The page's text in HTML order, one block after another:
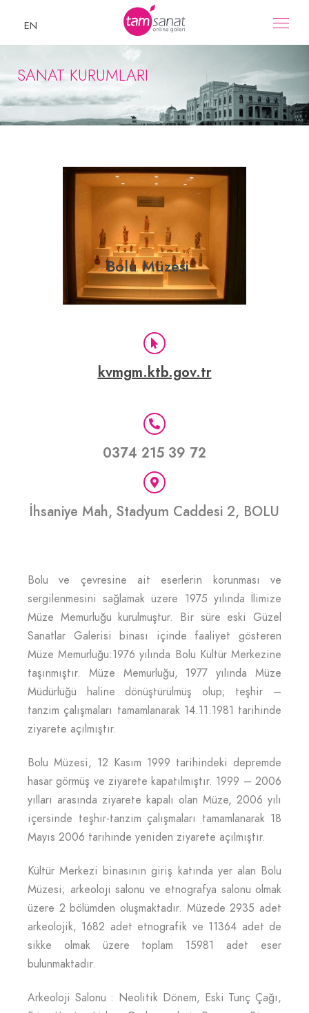
SANAT KURUMLARI
Bolu Müzesi
kvmgm.ktb.gov.tr
0374 215 39 72
İhsaniye Mah, Stadyum Caddesi 2, BOLU
Bolu ve çevresine ait eserlerin korunması ve
sergilenmesini sağlamak üzere 1975 yılında İlimize
Müze Memurluğu kurulmuştur. Bir süre eski Güzel
Sanatlar Galerisi binası içinde faaliyet gösteren
Müze Memurluğu:1976 yılında Bolu Kültür Merkezine
taşınmıştır. Müze Memurluğu, 1977 yılında Müze
Müdürlüğü haline dönüştürülmüş olup; teşhir –
tanzim çalışmaları tamamlanarak 14.11.1981 tarihinde
ziyarete açılmıştır.
Bolu Müzesi, 12 Kasım 1999 tarihindeki depremde
hasar görmüş ve ziyarete kapatılmıştır. 1999 – 2006
yılları arasında ziyarete kapalı olan Müze, 2006 yılı
içersinde teşhir-tanzim çalışmaları tamamlanarak 18
Mayıs 2006 tarihinde yeniden ziyarete açılmıştır.
Kültür Merkezi binasının giriş katında yer alan Bolu
Müzesi; arkeoloji salonu ve etnografya salonu olmak
üzere 2 bölümden oluşmaktadır. Müzede 2935 adet
arkeolojik, 1682 adet etnografik ve 11364 adet de
sikke olmak üzere toplam 15981 adet eser
bulunmaktadır.
Arkeoloji Salonu : Neolitik Dönem, Eski Tunç Çağı,
EN